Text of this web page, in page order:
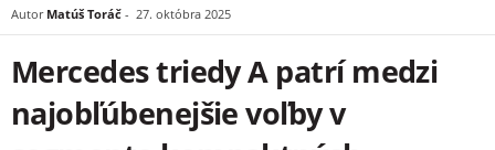
Autor Matúš Toráč - 27. októbra 2025
Mercedes triedy A patrí medzi
najobľúbenejšie voľby v